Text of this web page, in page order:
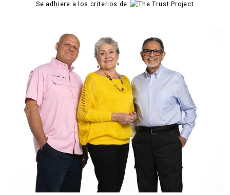
Se adhiere a los criterios de